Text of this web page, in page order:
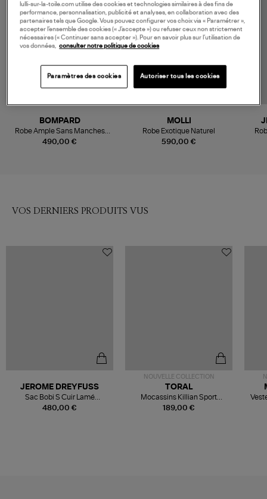
490,00 €
BOMPARD
Robe Ample Sans Manches
Pointelle Verticale Naturel
590,00 €
MOLLI
Robe Exotique Naturel
VOS DERNIERS PRODUITS VUS
480,00 €
JEROME DREYFUSS
Sac Bobi S Cuir Lamé
Champagne
NOUVELLE COLLECTION
189,00 €
TORAL
Mocassins Killian Sport
Mousse
lulli-sur-la-toile.com utilise des cookies et technologies similaires à des fins de
performance, personnalisation, publicité et analyses, en collaboration avec des
partenaires tels que Google. Vous pouvez configurer vos choix via « Paramétrer »,
accepter l’ensemble des cookies (« J’accepte ») ou refuser ceux non strictement
nécessaires (« Continuer sans accepter »). Pour en savoir plus sur l’utilisation de
vos données, consulter notre politique de cookies
Paramètres des cookies Autoriser tous les cookies